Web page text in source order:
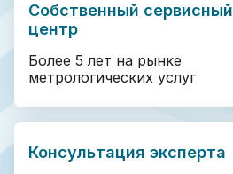
Собственный сервисный
центр
Более 5 лет на рынке
метрологических услуг
Консультация эксперта